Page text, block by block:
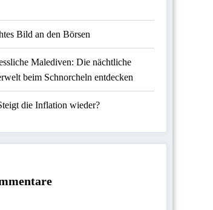
Bild an den Börsen
Malediven: Die nächtliche
beim Schnorcheln entdecken
die Inflation wieder?